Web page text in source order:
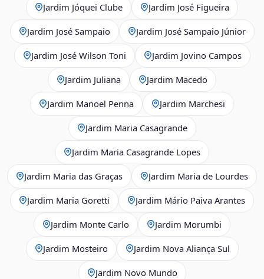
Jardim Jóquei Clube Jardim José Figueira
Jardim José Sampaio Jardim José Sampaio Júnior
Jardim José Wilson Toni Jardim Jovino Campos
Jardim Juliana Jardim Macedo
Jardim Manoel Penna Jardim Marchesi
Jardim Maria Casagrande
Jardim Maria Casagrande Lopes
Jardim Maria das Graças Jardim Maria de Lourdes
Jardim Maria Goretti Jardim Mário Paiva Arantes
Jardim Monte Carlo Jardim Morumbi
Jardim Mosteiro Jardim Nova Aliança Sul
Jardim Novo Mundo